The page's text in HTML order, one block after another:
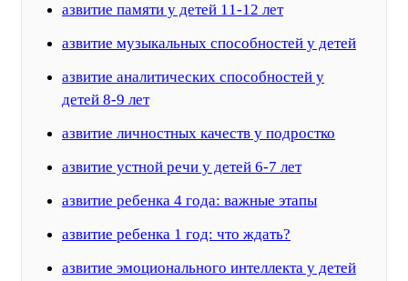
азвитие памяти у детей 11-12 лет
азвитие музыкальных способностей у детей
азвитие аналитических способностей у
детей 8-9 лет
азвитие личностных качеств у подростко
азвитие устной речи у детей 6-7 лет
азвитие ребенка 4 года: важные этапы
азвитие ребенка 1 год: что ждать?
азвитие эмоционального интеллекта у детей